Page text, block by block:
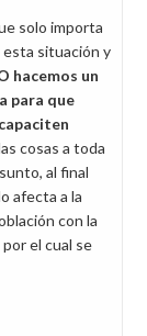
solo importa
esta situación y
hacemos un
para que
cosas a toda
al final
afecta a la
con la
el cual se